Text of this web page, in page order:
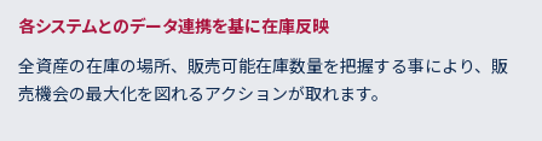
各システムとのデータ連携を基に在庫反映
全資産の在庫の場所、販売可能在庫数量を把握する事により、販
売機会の最大化を図れるアクションが取れます。